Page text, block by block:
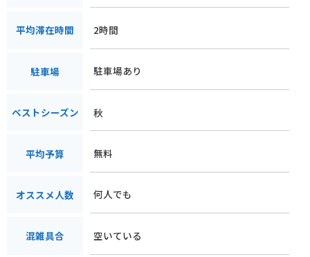
平均滞在時間 2時間
駐車場 駐車場あり
ベストシーズン 秋
平均予算 無料
オススメ人数 何人でも
混雑具合 空いている